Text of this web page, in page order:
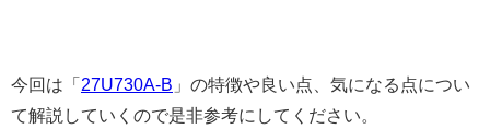
今回は「 27U730A-B 」の特徴や良い点、気になる点につい
て解説していくので是非参考にしてください。